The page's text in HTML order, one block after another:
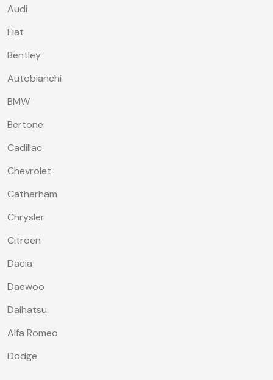
Audi
Fiat
Bentley
Autobianchi
BMW
Bertone
Cadillac
Chevrolet
Catherham
Chrysler
Citroen
Dacia
Daewoo
Daihatsu
Alfa Romeo
Dodge